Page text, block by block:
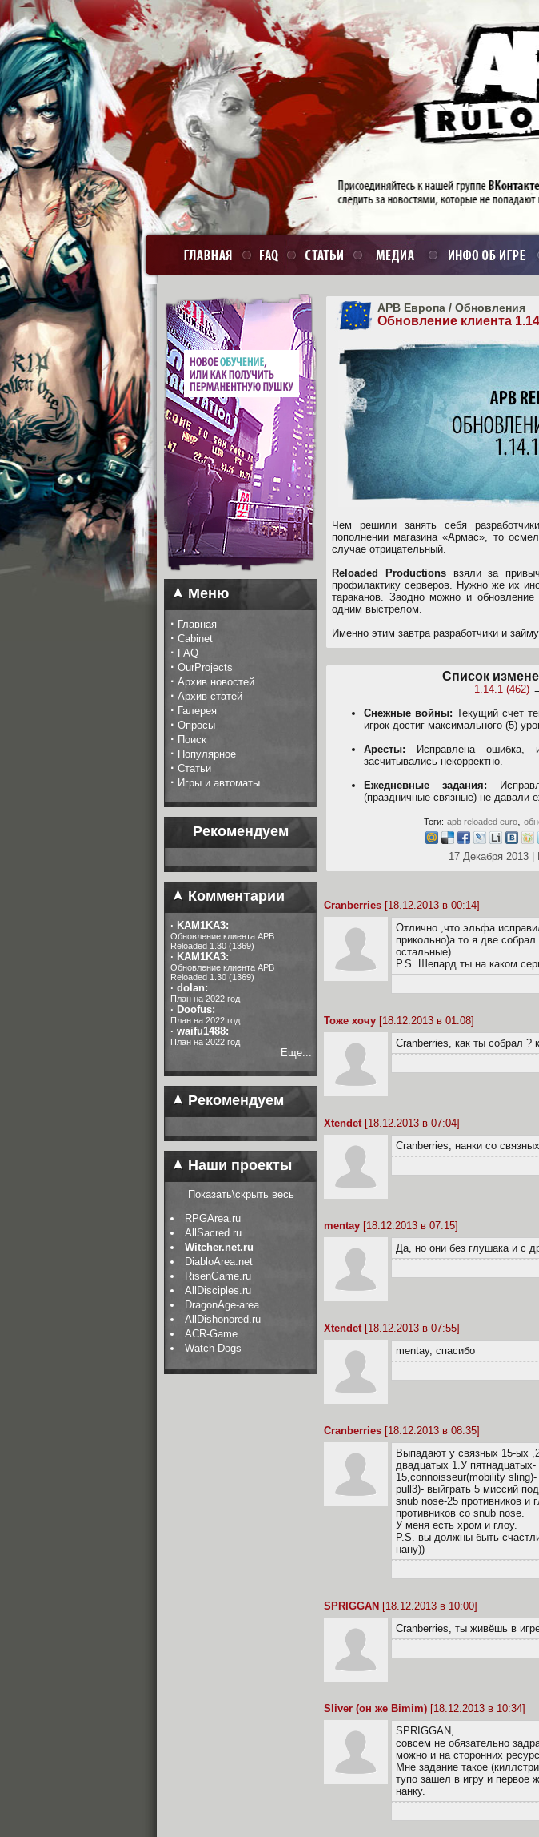
Меню
· Главная
· Cabinet
· FAQ
· OurProjects
· Архив новостей
· Архив статей
· Галерея
· Опросы
· Поиск
· Популярное
· Статьи
· Игры и автоматы
Рекомендуем
Комментарии
· KAM1KA3:
Обновление клиента APB
Reloaded 1.30 (1369)
· KAM1KA3:
Обновление клиента APB
Reloaded 1.30 (1369)
· dolan:
План на 2022 год
· Doofus:
План на 2022 год
· waifu1488:
План на 2022 год
Еще...
Рекомендуем
Наши проекты
Показать\скрыть весь
RPGArea.ru
AllSacred.ru
Witcher.net.ru
DiabloArea.net
RisenGame.ru
AllDisciples.ru
DragonAge-area
AllDishonored.ru
ACR-Game
Watch Dogs
APB Европа / Обновления
Обновление клиента
Чем решили занять себя
пополнении магазина «Армас», то
случае отрицательный.
Reloaded Productionsвзяли за
профилактику серверов. Нужно же их
тараканов. Заодно можно и
одним выстрелом.
Именно этим завтра разработчики и
Список
1.14.1 (462)
Снежные войны: Текущий счет
игрок достиг максимального (5)
Аресты: Исправлена ошибка,
засчитывались некорректно.
Ежедневные задания:
(праздничные связные) не давали
Теги: apb reloaded euro,
17 Декабря 2013
Cranberries [18.12.2013 в 00:14]
Отлично ,что эльфа
прикольно)а то я две
остальные)
P.S. Шепард ты на каком
Тоже хочу [18.12.2013 в 01:08]
Cranberries, как ты собрал ?
Xtendet[18.12.2013 в 07:04]
Cranberries, нанки со
mentay [18.12.2013 в 07:15]
Да, но они без глушака и с
Xtendet[18.12.2013 в 07:55]
mentay, спасибо
Cranberries [18.12.2013 в 08:35]
Выпадают у связных 15-ых
двадцатых 1.У
15,connoisseur(mobility
pull3)- выйграть 5 миссий
snub nose-25 противников и
противников со snub nose.
У меня есть хром и глоу.
P.S. вы должны быть
нану))
SPRIGGAN [18.12.2013 в 10:00]
Cranberries, ты живёшь в
Sliver (он же Bimim) [18.12.2013 в 10:34]
SPRIGGAN,
совсем не обязательно
можно и на сторонних
Мне задание такое
тупо зашел в игру и первое
нанку.